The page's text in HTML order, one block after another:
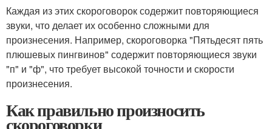
Каждая из этих скороговорок содержит повторяющиеся
звуки, что делает их особенно сложными для
произнесения. Например, скороговорка "Пятьдесят пять
плюшевых пингвинов" содержит повторяющиеся звуки
"п" и "ф", что требует высокой точности и скорости
произнесения.
Как правильно произносить